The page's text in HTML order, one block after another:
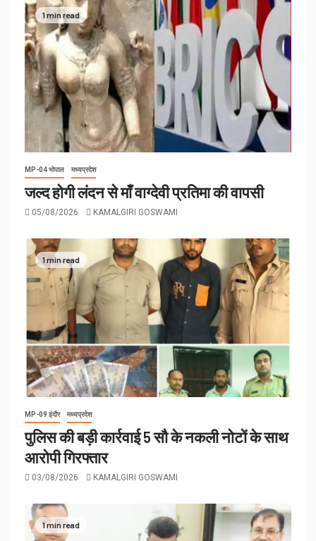
1 min read
MP-04 भोपाल मध्यप्रदेश
जल्द होगी लंदन से माँ वाग्देवी प्रतिमा की वापसी
05/08/2026 KAMALGIRI GOSWAMI
1 min read
MP-09 इंदौर मध्यप्रदेश
पुलिस की बड़ी कार्रवाई 5 सौ के नकली नोटों के साथ
आरोपी गिरफ्तार
03/08/2026 KAMALGIRI GOSWAMI
1 min read